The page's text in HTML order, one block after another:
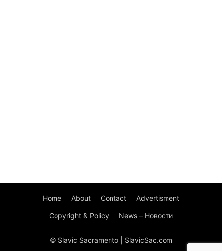
Home About Contact Advertisment
Copyright & Policy News – Новости
© Slavic Sacramento | SlavicSac.com